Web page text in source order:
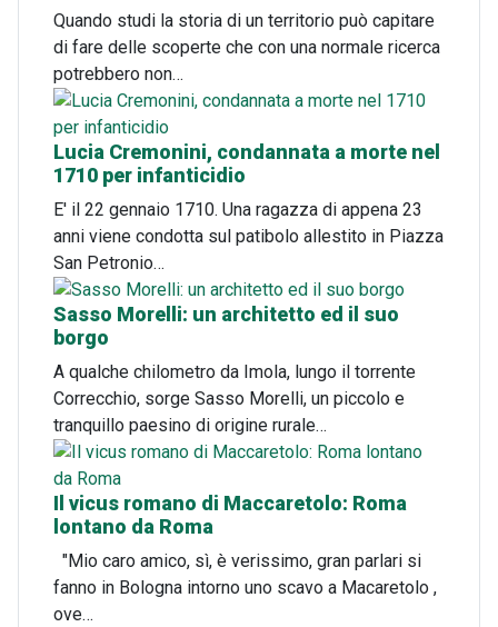
Quando studi la storia di un territorio può capitare
di fare delle scoperte che con una normale ricerca
potrebbero non…
Lucia Cremonini, condannata a morte nel
1710 per infanticidio
E' il 22 gennaio 1710. Una ragazza di appena 23
anni viene condotta sul patibolo allestito in Piazza
San Petronio…
Sasso Morelli: un architetto ed il suo
borgo
A qualche chilometro da Imola, lungo il torrente
Correcchio, sorge Sasso Morelli, un piccolo e
tranquillo paesino di origine rurale…
Il vicus romano di Maccaretolo: Roma
lontano da Roma
"Mio caro amico, sì, è verissimo, gran parlari si
fanno in Bologna intorno uno scavo a Macaretolo ,
ove…